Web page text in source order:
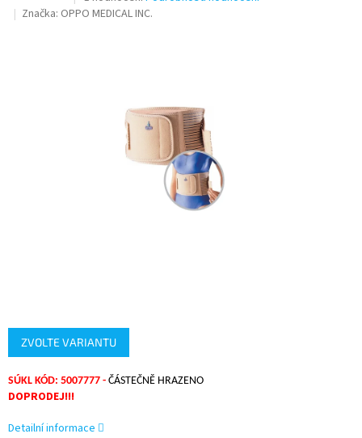
hodnocení
Značka: OPPO MEDICAL INC.
ZVOLTE VARIANTU
SÚKL KÓD: 5007777 - ČÁSTEČNĚ HRAZENO
DOPRODEJ!!!
Detailní informace